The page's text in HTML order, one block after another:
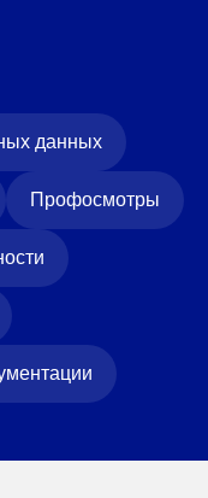
данных
Профосмотры